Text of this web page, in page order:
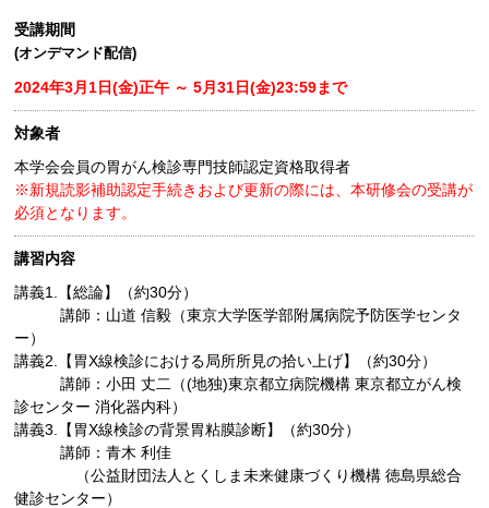
受講期間
(オンデマンド配信)
2024年3月1日(金)正午 ～ 5月31日(金)23:59まで
対象者
本学会会員の胃がん検診専門技師認定資格取得者
※新規読影補助認定手続きおよび更新の際には、本研修会の受講が
必須となります。
講習内容
講義1.【総論】（約30分）
講師：山道 信毅（東京大学医学部附属病院予防医学センタ
ー）
講義2.【胃X線検診における局所所見の拾い上げ】（約30分）
講師：小田 丈二（(地独)東京都立病院機構 東京都立がん検
診センター 消化器内科）
講義3.【胃X線検診の背景胃粘膜診断】（約30分）
講師：青木 利佳
（公益財団法人とくしま未来健康づくり機構 徳島県総合
健診センター）